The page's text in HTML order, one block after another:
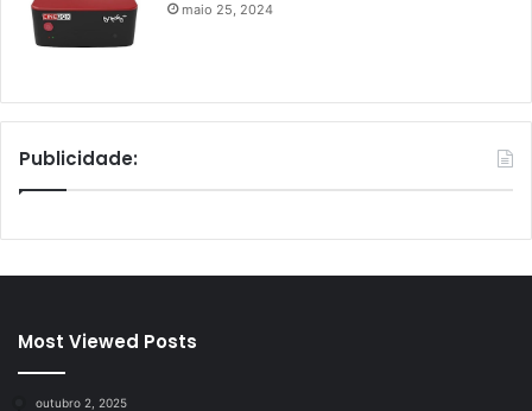
maio 25, 2024
Publicidade:
Most Viewed Posts
outubro 2, 2025